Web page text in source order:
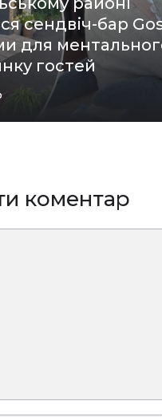
сендвіч-бар
для
гостей
коментар